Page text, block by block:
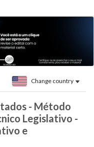
Change country
- Método
Legislativo -
e